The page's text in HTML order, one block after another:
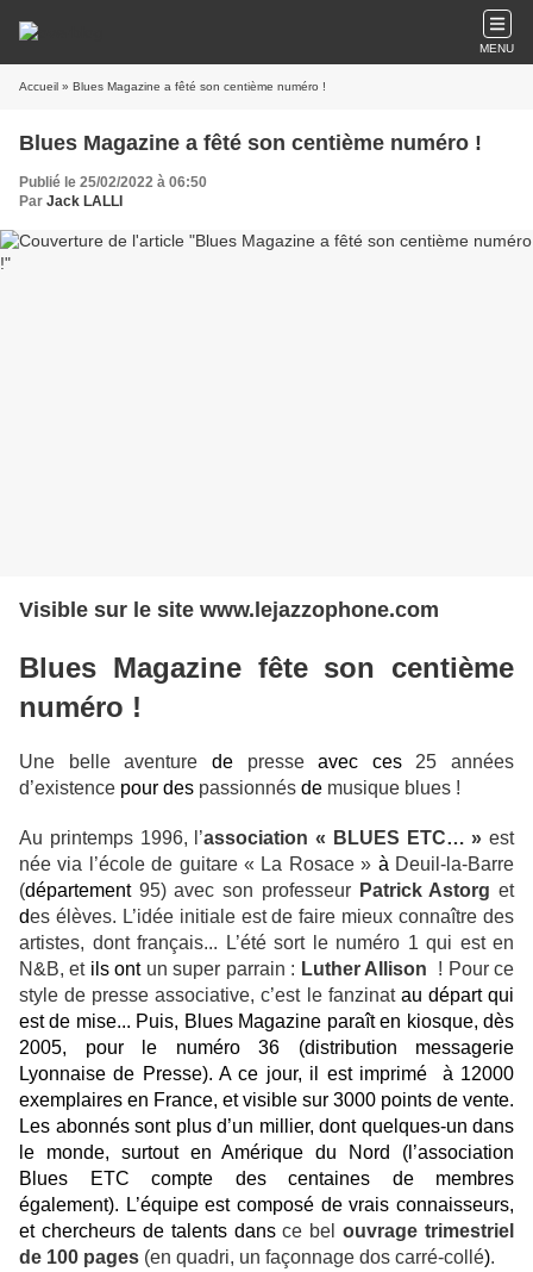
MENU
Accueil » Blues Magazine a fêté son centième numéro !
Blues Magazine a fêté son centième numéro !
Publié le 25/02/2022 à 06:50
Par Jack LALLI
Visible sur le site www.lejazzophone.com
Blues Magazine fête son centième
numéro !
Une belle aventure depresseavec ces 25 années
d’existence pour des passionnés de musique blues !
Au printemps 1996, l’association « BLUES ETC… » est
née via l’école de guitare « La Rosace » à Deuil-la-Barre
(département 95) avec son professeur Patrick Astorg et
des élèves. L’idée initiale est de faire mieux connaître des
artistes, dont français... L’été sort le numéro 1 qui est en
N&B, et ils ontun super parrain : Luther Allison ! Pour ce
style de presse associative, c’est le fanzinat au départ qui
est de mise... Puis, Blues Magazine paraît en kiosque, dès
2005, pour le numéro 36 (distribution messagerie
Lyonnaise de Presse). A ce jour, il est imprimé à 12000
exemplaires en France, et visible sur 3000 points de vente.
Les abonnés sont plus d’un millier, dont quelques-un dans
le monde, surtout en Amérique du Nord (l’association
Blues ETC compte des centaines de membres
également). L’équipe est composé de vrais connaisseurs,
et chercheurs de talents dansce belouvrage trimestriel
de 100 pages (en quadri, un façonnage dos carré-collé).